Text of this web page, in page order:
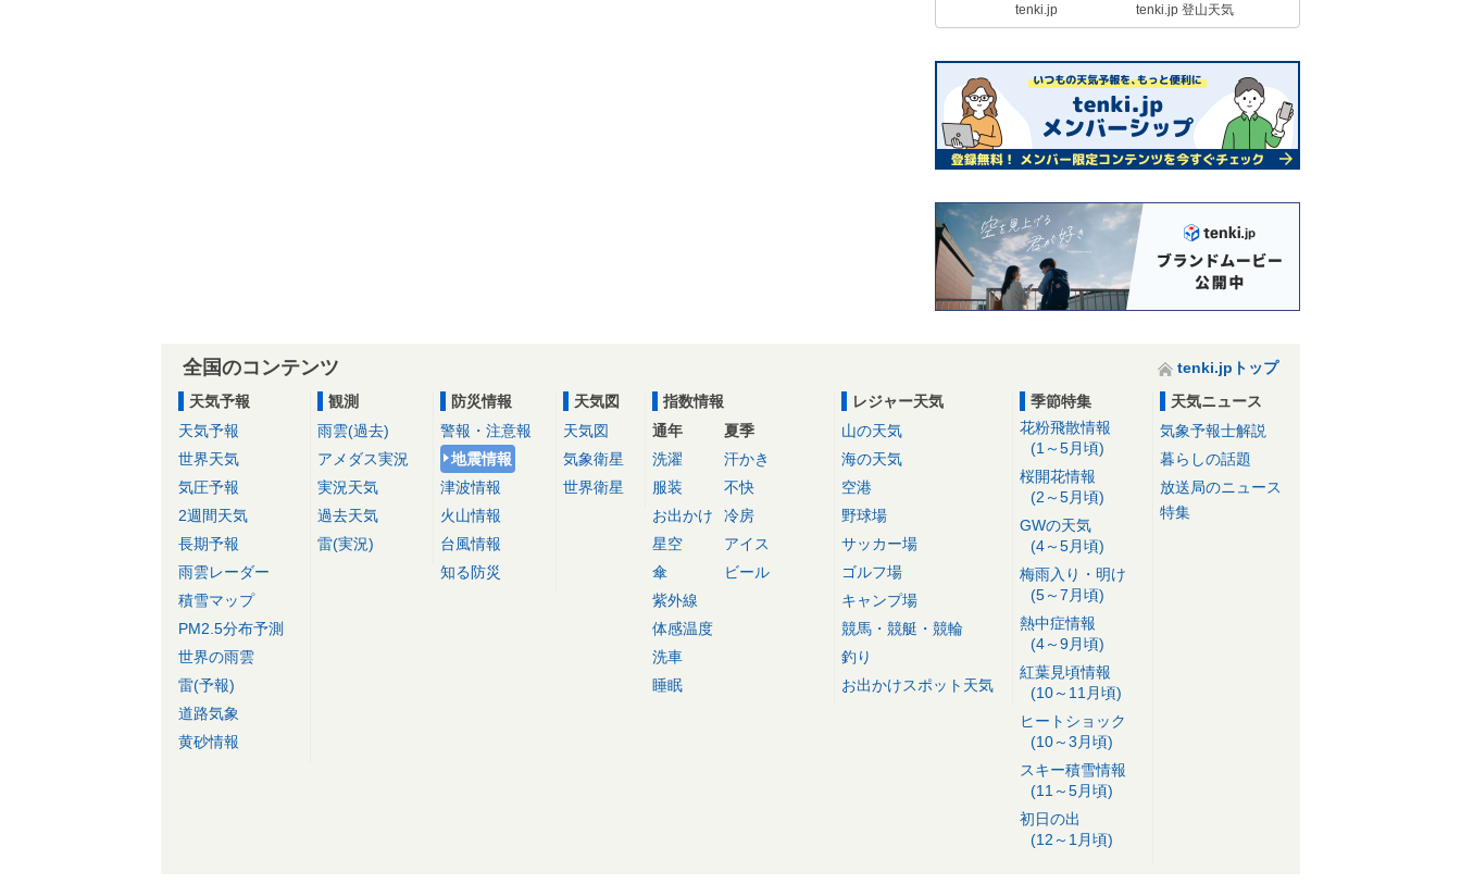
tenki.jp tenki.jp 登山天気
全国のコンテンツ
tenki.jpトップ
天気予報
天気予報
世界天気
気圧予報
2週間天気
長期予報
雨雲レーダー
積雪マップ
PM2.5分布予測
世界の雨雲
雷(予報)
道路気象
黄砂情報
観測
雨雲(過去)
アメダス実況
実況天気
過去天気
雷(実況)
防災情報
警報・注意報
地震情報
津波情報
火山情報
台風情報
知る防災
天気図
天気図
気象衛星
世界衛星
指数情報
通年
洗濯
服装
お出かけ
星空
傘
紫外線
体感温度
洗車
睡眠
夏季
汗かき
不快
冷房
アイス
ビール
レジャー天気
山の天気
海の天気
空港
野球場
サッカー場
ゴルフ場
キャンプ場
競馬・競艇・競輪
釣り
お出かけスポット天気
季節特集
花粉飛散情報
(1～5月頃)
桜開花情報
(2～5月頃)
GWの天気
(4～5月頃)
梅雨入り・明け
(5～7月頃)
熱中症情報
(4～9月頃)
紅葉見頃情報
(10～11月頃)
ヒートショック
(10～3月頃)
スキー積雪情報
(11～5月頃)
初日の出
(12～1月頃)
天気ニュース
気象予報士解説
暮らしの話題
放送局のニュース
特集